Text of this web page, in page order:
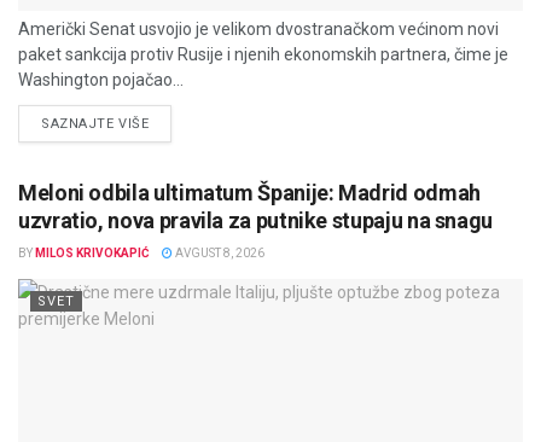
Američki Senat usvojio je velikom dvostranačkom većinom novi
paket sankcija protiv Rusije i njenih ekonomskih partnera, čime je
Washington pojačao...
SAZNAJTE VIŠEDETAILS
Meloni odbila ultimatum Španije: Madrid odmah
uzvratio, nova pravila za putnike stupaju na snagu
BY MILOS KRIVOKAPIĆ AVGUST 8, 2026
SVET